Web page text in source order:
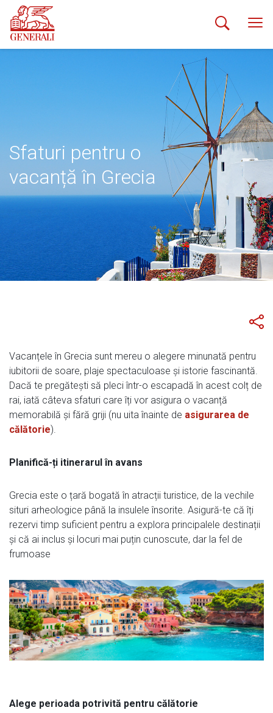
Sfaturi pentru o
vacanță în Grecia
Vacanțele în Grecia sunt mereu o alegere minunată pentru
iubitorii de soare, plaje spectaculoase și istorie fascinantă.
Dacă te pregătești să pleci într-o escapadă în acest colț de
rai, iată câteva sfaturi care îți vor asigura o vacanță
memorabilă și fără griji (nu uita înainte de asigurarea de
călătorie).
Planifică-ți itinerarul în avans
Grecia este o țară bogată în atracții turistice, de la vechile
situri arheologice până la insulele însorite. Asigură-te că îți
rezervi timp suficient pentru a explora principalele destinații
și că ai inclus și locuri mai puțin cunoscute, dar la fel de
frumoase
Alege perioada potrivită pentru călătorie